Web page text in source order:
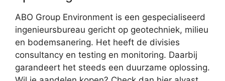
ABO Group Environment is een gespecialiseerd
ingenieursbureau gericht op geotechniek, milieu
en bodemsanering. Het heeft de divisies
consultancy en testing en monitoring. Daarbij
garandeert het steeds een duurzame oplossing.